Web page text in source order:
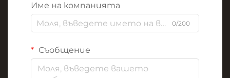
Име на компанията
0/200
Съобщение